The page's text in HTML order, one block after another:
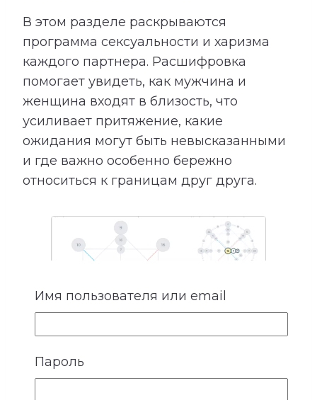
В этом разделе раскрываются
программа сексуальности и харизма
каждого партнера. Расшифровка
помогает увидеть, как мужчина и
женщина входят в близость, что
усиливает притяжение, какие
ожидания могут быть невысказанными
и где важно особенно бережно
относиться к границам друг друга.
Имя пользователя или email
Пароль